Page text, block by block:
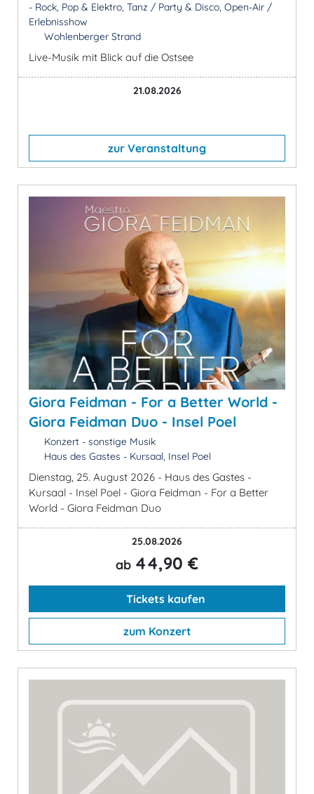
- Rock, Pop & Elektro, Tanz / Party & Disco, Open-Air /
Erlebnisshow
Wohlenberger Strand
Live-Musik mit Blick auf die Ostsee
21.08.2026
zur Veranstaltung
Giora Feidman - For a Better World -
Giora Feidman Duo - Insel Poel
Konzert - sonstige Musik
Haus des Gastes - Kursaal, Insel Poel
Dienstag, 25. August 2026 - Haus des Gastes -
Kursaal - Insel Poel - Giora Feidman - For a Better
World - Giora Feidman Duo
25.08.2026
ab 44,90 €
Tickets kaufen
zum Konzert